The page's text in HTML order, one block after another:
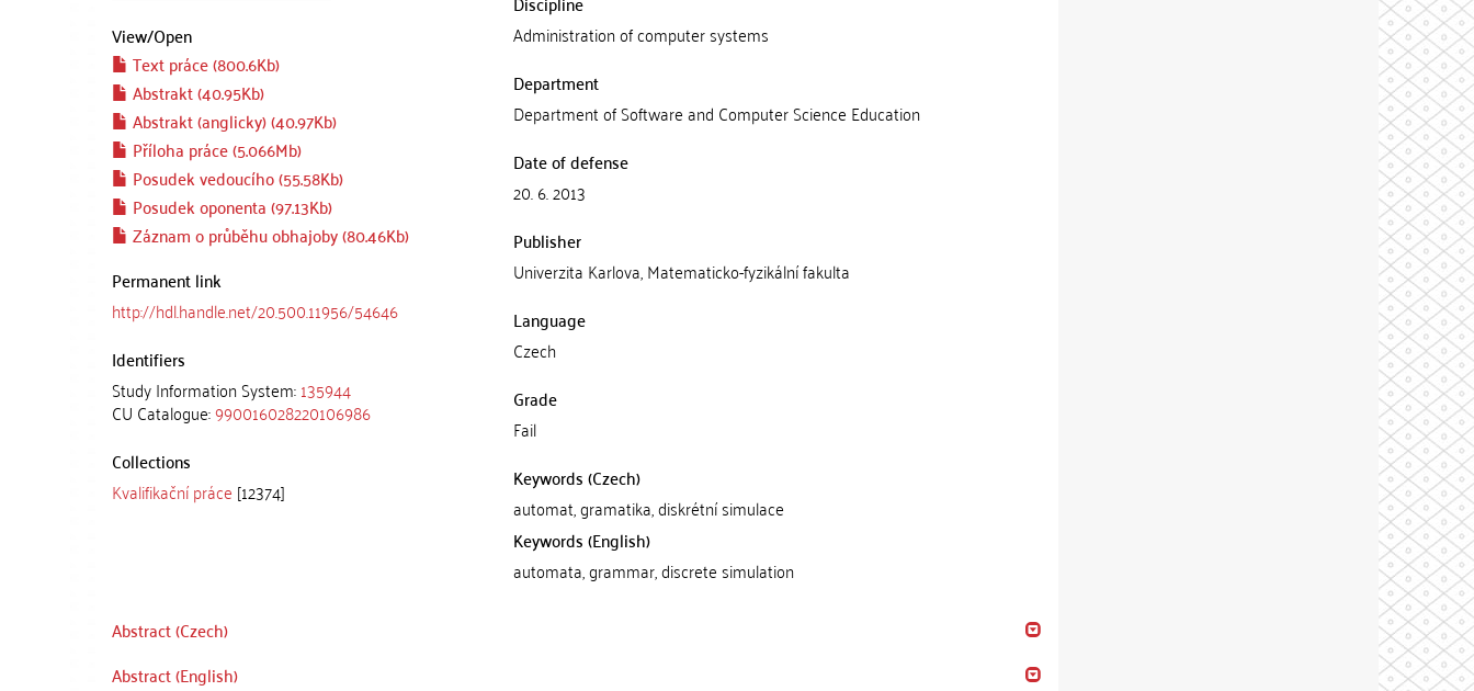
View/Open
Text práce (800.6Kb)
Abstrakt (40.95Kb)
Abstrakt (anglicky) (40.97Kb)
Příloha práce (5.066Mb)
Posudek vedoucího (55.58Kb)
Posudek oponenta (97.13Kb)
Záznam o průběhu obhajoby (80.46Kb)
Permanent link
http://hdl.handle.net/20.500.11956/54646
Identifiers
Study Information System:135944
CU Catalogue:990016028220106986
Collections
Kvalifikační práce [12374]
Administration of computer systems
Department
Department of Software and Computer Science Education
Date of defense
20. 6. 2013
Publisher
Univerzita Karlova, Matematicko-fyzikální fakulta
Language
Czech
Grade
Fail
Keywords (Czech)
automat, gramatika, diskrétní simulace
Keywords (English)
automata, grammar, discrete simulation
Abstract (Czech)
Abstract (English)